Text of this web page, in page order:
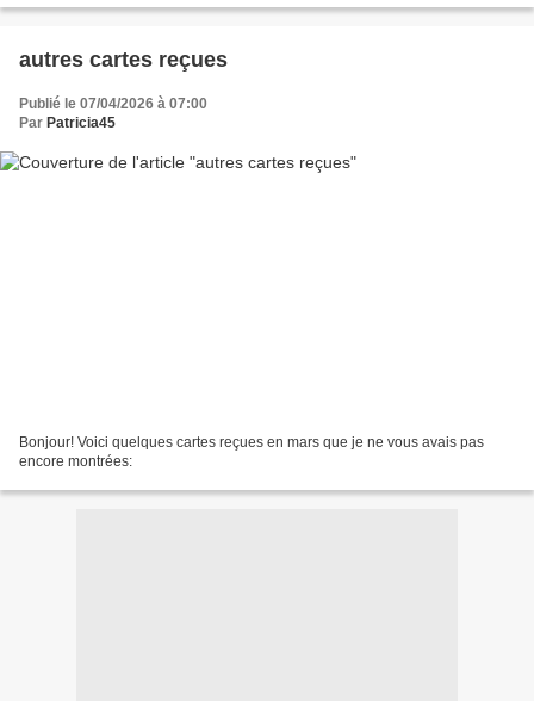
autres cartes reçues
Publié le 07/04/2026 à 07:00
Par Patricia45
Bonjour! Voici quelques cartes reçues en mars que je ne vous avais pas
encore montrées: